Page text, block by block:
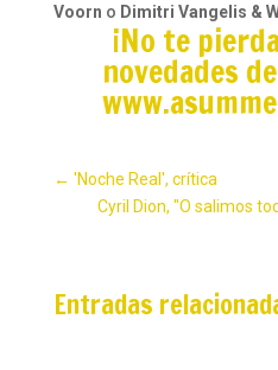
Voorn o Dimitri Vangelis &
¡No te
novedades
← 'Noche Real', crítica
Cyril Dion, "O salimos
Entradas